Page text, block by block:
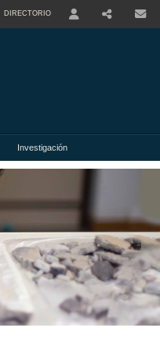
DIRECTORIO
Investigación